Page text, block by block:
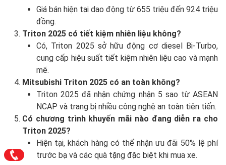
Giá bán hiện tại dao động từ 655 triệu đến 924 triệu
đồng.
Triton 2025 có tiết kiệm nhiên liệu không?
Có, Triton 2025 sở hữu động cơ diesel Bi-Turbo,
cung cấp hiệu suất tiết kiệm nhiên liệu cao và mạnh
mẽ.
Mitsubishi Triton 2025 có an toàn không?
Triton 2025 đã nhận chứng nhận 5 sao từ ASEAN
NCAP và trang bị nhiều công nghệ an toàn tiên tiến.
Có chương trình khuyến mãi nào đang diễn ra cho
Triton 2025?
Hiện tại, khách hàng có thể nhận ưu đãi 50% lệ phí
trước bạ và các quà tặng đặc biệt khi mua xe.